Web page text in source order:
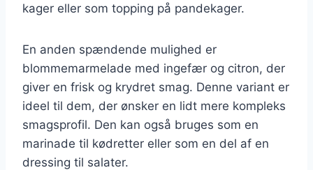
kager eller som topping på pandekager.
En anden spændende mulighed er
blommemarmelade med ingefær og citron, der
giver en frisk og krydret smag. Denne variant er
ideel til dem, der ønsker en lidt mere kompleks
smagsprofil. Den kan også bruges som en
marinade til kødretter eller som en del af en
dressing til salater.